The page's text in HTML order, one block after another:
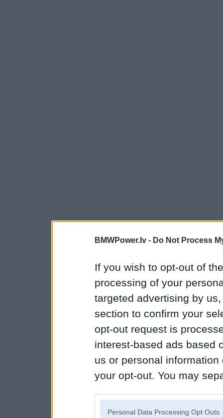
BMWPower.lv - Do Not Process
If you wish to opt-out of
processing of your
targeted advertising by
section to confirm your
opt-out request is
interest-based ads based
us or personal
your opt-out. You may
Personal Data Processing Opt Outs